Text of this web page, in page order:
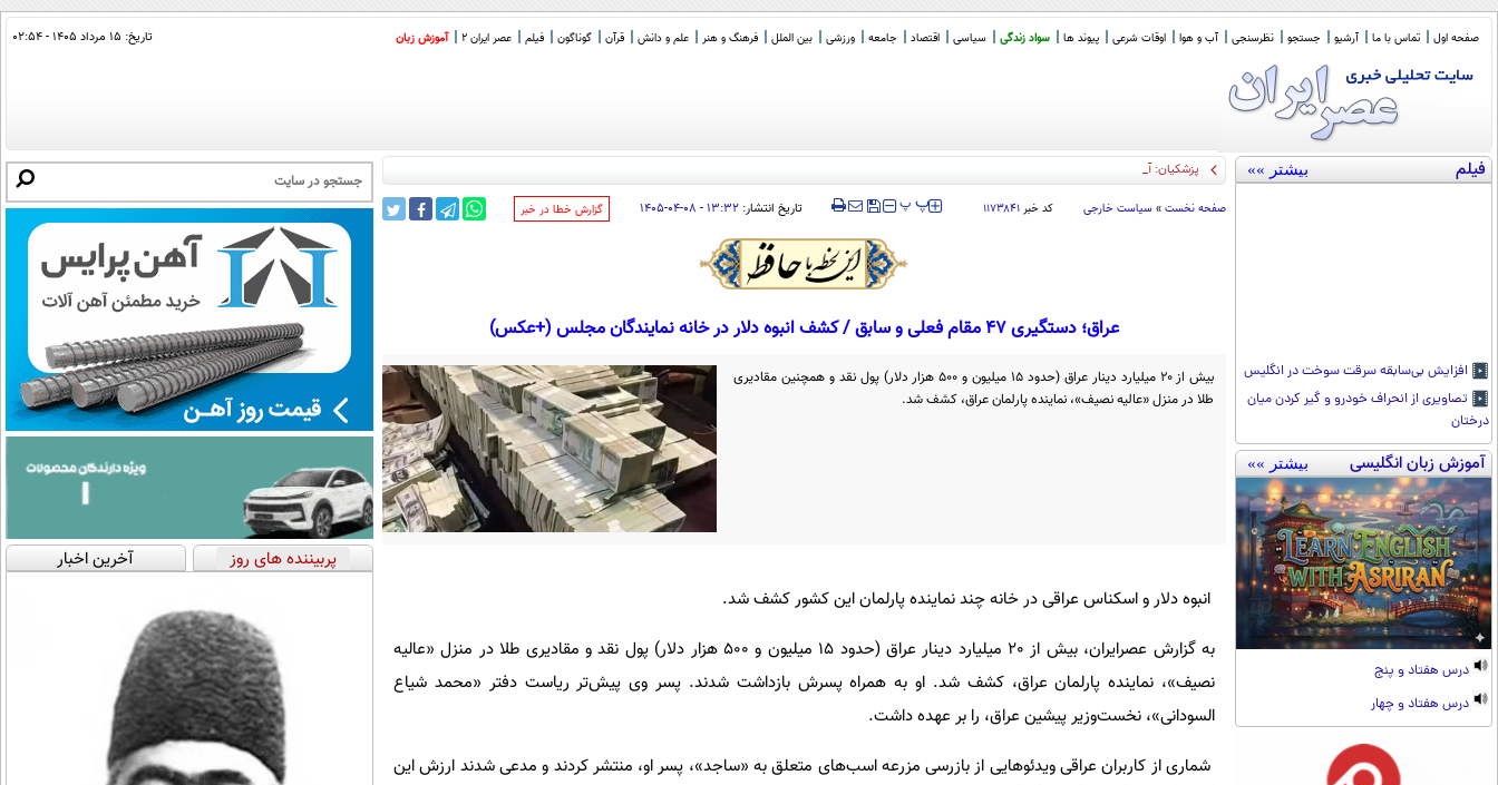
صفحه اول تماس با ما آرشیو جستجو نظرسنجی آب و هوا اوقات شرعی پیوند ها سواد زندگی سیاسی اقتصاد جامعه ورزشی بین الملل فرهنگ و هنر علم و دانش قرآن گوناگون فیلم عصر ایران 2 آموزش زبان تاریخ: ۱۵ مرداد ۱۴۰۵ - ۰۲:۵۴
فیلم بیشتر »»
افزایش بی‌سابقه سرقت سوخت در انگلیس
تصاویری از انحراف خودرو و گیر کردن میان
درختان
آموزش زبان انگلیسی بیشتر »»
درس هفتاد و پنج
درس هفتاد و چهار
پزشکیان‌: آنچه گاهی از رهبر نقل می‌شود با
صفحه نخست » سیاست خارجی کد خبر۱۱۷۳۸۴۱ ‍‍‍ پ پ تاریخ انتشار:۱۳:۳۲ - ۰۸-۰۴-۱۴۰۵ ‌گزارش خطا در خبر
عراق؛ دستگیری 47 مقام فعلی و سابق / کشف انبوه دلار در خانه نمایندگان مجلس (+عکس)
بیش از ۲۰ میلیارد دینار عراق (حدود ۱۵ میلیون و ۵۰۰ هزار دلار) پول نقد و همچنین مقادیری
طلا در منزل «عالیه نصیف»، نماینده پارلمان عراق، کشف شد.
انبوه دلار و اسکناس عراقی در خانه چند نماینده پارلمان این کشور کشف شد.
به گزارش عصرایران، بیش از 20 میلیارد دینار عراق (حدود 15 میلیون و 500 هزار دلار) پول نقد و مقادیری طلا در منزل «عالیه
نصیف»، نماینده پارلمان عراق، کشف شد. او به همراه پسرش بازداشت شدند. پسر وی پیش‌تر ریاست دفتر «محمد شیاع
السودانی»، نخست‌وزیر پیشین عراق، را بر عهده داشت.
شماری از کاربران عراقی ویدئوهایی از بازرسی مزرعه اسب‌های متعلق به «ساجد»، پسر او، منتشر کردند و مدعی شدند ارزش این
پربیننده های روز آخرین اخبار